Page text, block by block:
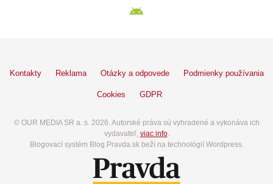
Kontakty Reklama Otázky a odpovede Podmienky používania
Cookies GDPR
© OUR MEDIA SR a. s. 2026. Autorské práva sú vyhradené a vykonáva ich
vydavateľ, viac info.
Blogovací systém Blog.Pravda.sk beží na technológií Wordpress.